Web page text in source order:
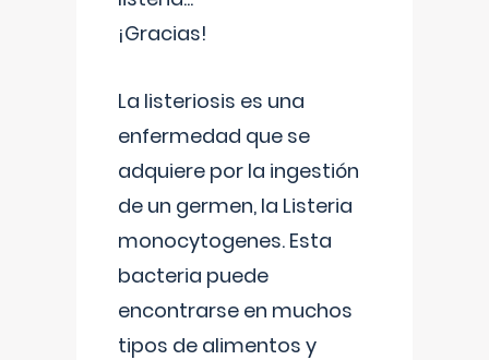
¡Gracias!
La listeriosis es una
enfermedad que se
adquiere por la ingestión
de un germen, la Listeria
monocytogenes. Esta
bacteria puede
encontrarse en muchos
tipos de alimentos y